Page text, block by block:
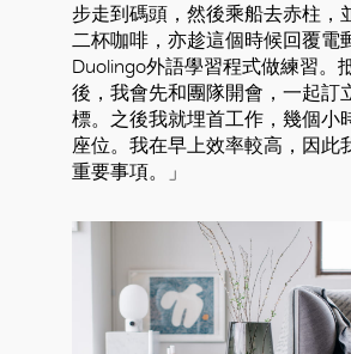
步走到碼頭，然後乘船去赤柱，
二杯咖啡，亦趁這個時候回覆電
Duolingo外語學習程式做練習。
後，我會先和團隊開會，一起訂
標。之後我就埋首工作，幾個小
座位。我在早上效率較高，因此
重要事項。」